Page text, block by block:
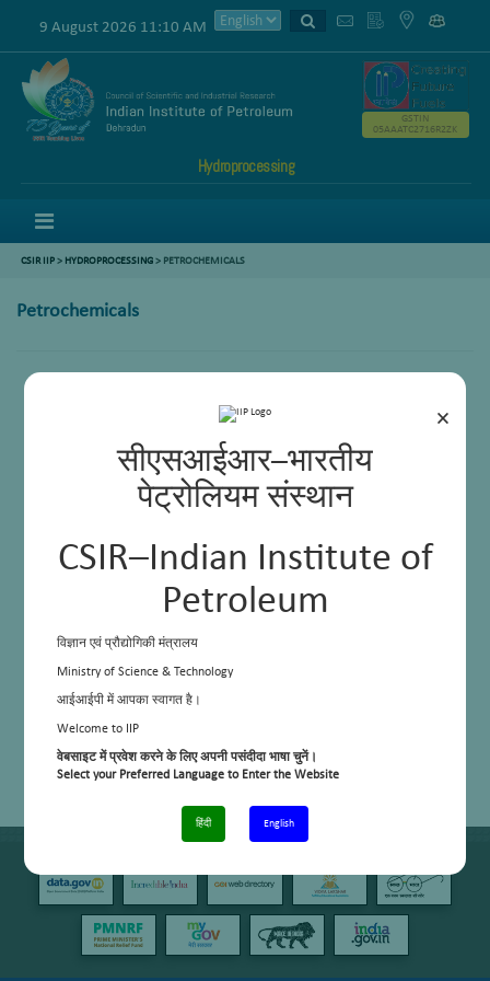
×
सीएसआईआर–भारतीय
पेट्रोलियम संस्थान
CSIR–Indian Institute of
Petroleum
विज्ञान एवं प्रौद्योगिकी मंत्रालय
Ministry of Science & Technology
आईआईपी में आपका स्वागत है।
Welcome to IIP
वेबसाइट में प्रवेश करने के लिए अपनी पसंदीदा भाषा चुनें।
Select your Preferred Language to Enter the Website
हिंदी English
9 August 2026 11:10 AM
Hydroprocessing
GSTIN
05AAATC2716R2ZK
CSIR IIP> HYDROPROCESSING> PETROCHEMICALS
Petrochemicals